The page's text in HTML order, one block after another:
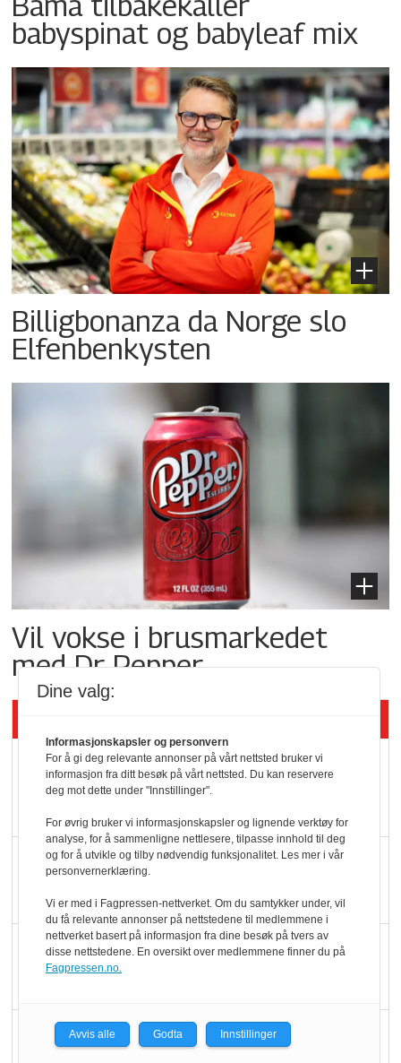
babyspinat og babyleaf mix
Billigbonanza da Norge slo
Elfenbenkysten
Vil vokse i brusmarkedet
med Dr Pepper
Mat er viktigere enn
pris når elbilister
velger ladestopp
Ti bensinstasjoner
Potetball, kylling og 98
KBS-bransjen i
Dine valg:
Informasjonskapsler og personvern
For å gi deg relevante annonser på vårt nettsted bruker vi
informasjon fra ditt besøk på vårt nettsted. Du kan reservere
deg mot dette under "Innstillinger".
For øvrig bruker vi informasjonskapsler og lignende verktøy for
analyse, for å sammenligne nettlesere, tilpasse innhold til deg
og for å utvikle og tilby nødvendig funksjonalitet. Les mer i vår
personvernerklæring.
Vi er med i Fagpressen-nettverket. Om du samtykker under, vil
du få relevante annonser på nettstedene til medlemmene i
nettverket basert på informasjon fra dine besøk på tvers av
disse nettstedene. En oversikt over medlemmene finner du på
Fagpressen.no.
Avvis alle Godta Innstillinger